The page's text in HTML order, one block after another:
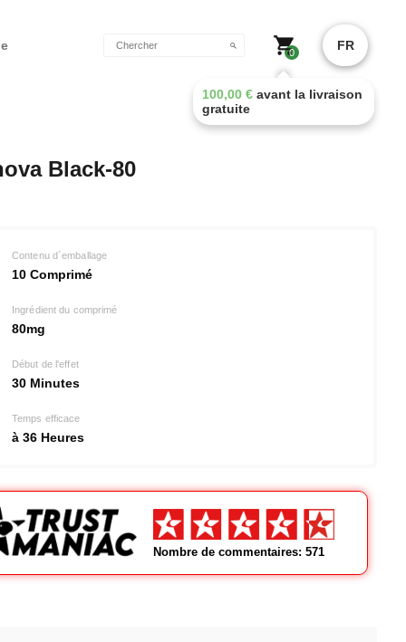
0
100,00 € avant la livraison
gratuite
FR
Black-80
Contenu d´emballage
10 Comprimé
Ingrédient du comprimé
80mg
Début de l'effet
30 Minutes
Temps efficace
à 36 Heures
Nombre de commentaires: 571